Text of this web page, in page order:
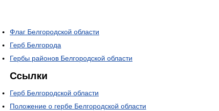
Флаг Белгородской области
Герб Белгорода
Гербы районов Белгородской области
Ссылки
Герб Белгородской области
Положение о гербе Белгородской области